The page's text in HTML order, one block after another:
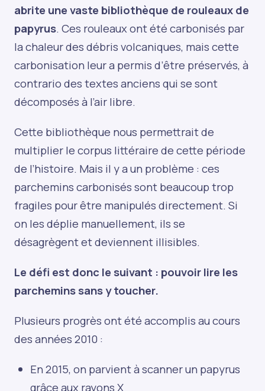
abrite une vaste bibliothèque de rouleaux de
papyrus. Ces rouleaux ont été carbonisés par
la chaleur des débris volcaniques, mais cette
carbonisation leur a permis d’être préservés, à
contrario des textes anciens qui se sont
décomposés à l’air libre.
Cette bibliothèque nous permettrait de
multiplier le corpus littéraire de cette période
de l’histoire. Mais il y a un problème : ces
parchemins carbonisés sont beaucoup trop
fragiles pour être manipulés directement. Si
on les déplie manuellement, ils se
désagrègent et deviennent illisibles.
Le défi est donc le suivant : pouvoir lire les
parchemins sans y toucher.
Plusieurs progrès ont été accomplis au cours
des années 2010 :
En 2015, on parvient à scanner un papyrus
grâce aux rayons X